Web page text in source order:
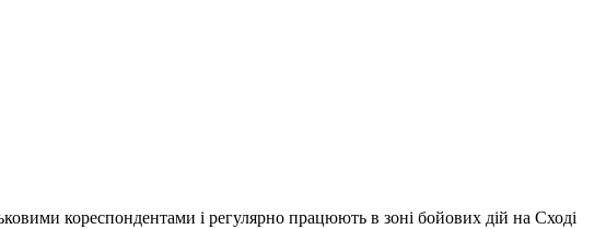
кореспондентами і регулярно працюють в зоні бойових дій на Сході